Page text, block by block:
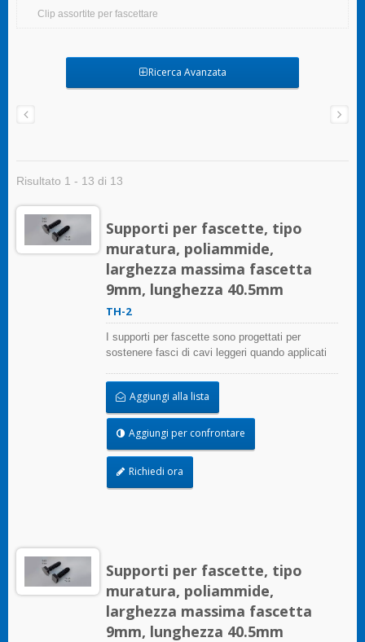
Clip assortite per fascettare
Ricerca Avanzata
Risultato 1 - 13 di 13
Supporti per fascette, tipo
muratura, poliammide,
larghezza massima fascetta
9mm, lunghezza 40.5mm
TH-2
I supporti per fascette sono progettati per
sostenere fasci di cavi leggeri quando applicati
liscia e priva di grasso.
Aggiungi alla lista
Aggiungi per confrontare
Richiedi ora
Supporti per fascette, tipo
muratura, poliammide,
larghezza massima fascetta
9mm, lunghezza 40.5mm